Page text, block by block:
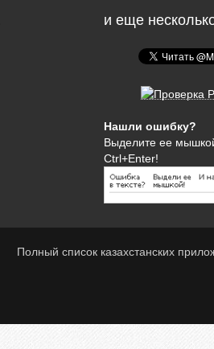
и еще
Нашли ошибку?
Выделите ее
Ctrl+Enter!
Полный список казахстанских